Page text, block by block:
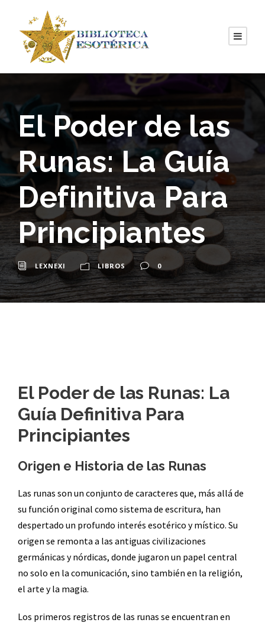
El Poder de las
Runas: La Guía
Definitiva Para
Principiantes
LEXNEXI LIBROS 0
El Poder de las Runas: La
Guía Definitiva Para
Principiantes
Origen e Historia de las Runas
Las runas son un conjunto de caracteres que, más allá de
su función original como sistema de escritura, han
despertado un profundo interés esotérico y místico. Su
origen se remonta a las antiguas civilizaciones
germánicas y nórdicas, donde jugaron un papel central
no solo en la comunicación, sino también en la religión,
el arte y la magia.
Los primeros registros de las runas se encuentran en